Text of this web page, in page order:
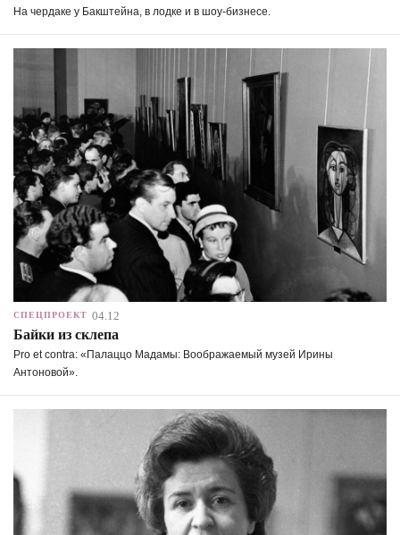
На чердаке у Бакштейна, в лодке и в шоу-бизнесе.
СПЕЦПРОЕКТ 04.12
Байки из склепа
Pro et contra: «Палаццо Мадамы: Воображаемый музей Ирины
Антоновой».